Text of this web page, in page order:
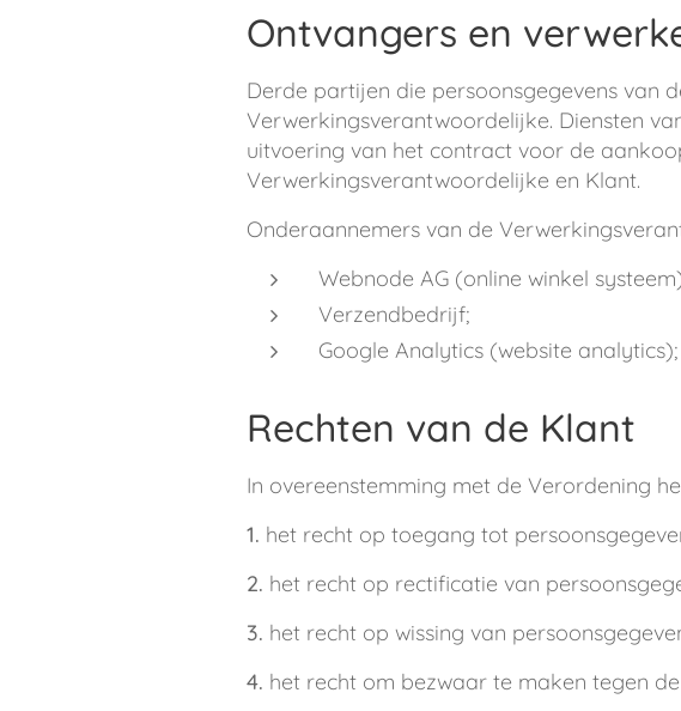
Ontvangers en
Derde partijen die persoonsgegevens van
Verwerkingsverantwoordelijke. Diensten
uitvoering van het contract voor de
Verwerkingsverantwoordelijke en Klant.
Onderaannemers van de
Webnode AG (online winkel
Verzendbedrijf;
Google Analytics (website analytics);
Rechten van de Klant
In overeenstemming met de Verordening
1. het recht op toegang tot
2. het recht op rectificatie van
3. het recht op wissing van
4. het recht om bezwaar te maken tegen